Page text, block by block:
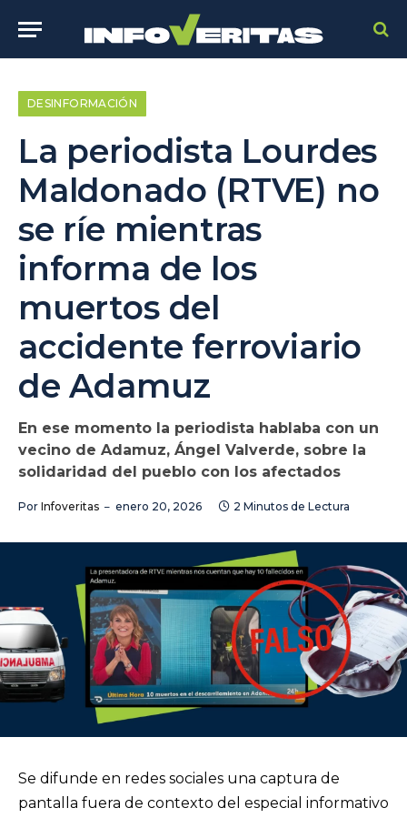
DESINFORMACIÓN
La periodista Lourdes
Maldonado (RTVE) no
se ríe mientras
informa de los
muertos del
accidente ferroviario
de Adamuz
En ese momento la periodista hablaba con un
vecino de Adamuz, Ángel Valverde, sobre la
solidaridad del pueblo con los afectados
Por Infoveritas enero 20, 2026 2 Minutos de Lectura
Se difunde en redes sociales una captura de
pantalla fuera de contexto del especial informativo